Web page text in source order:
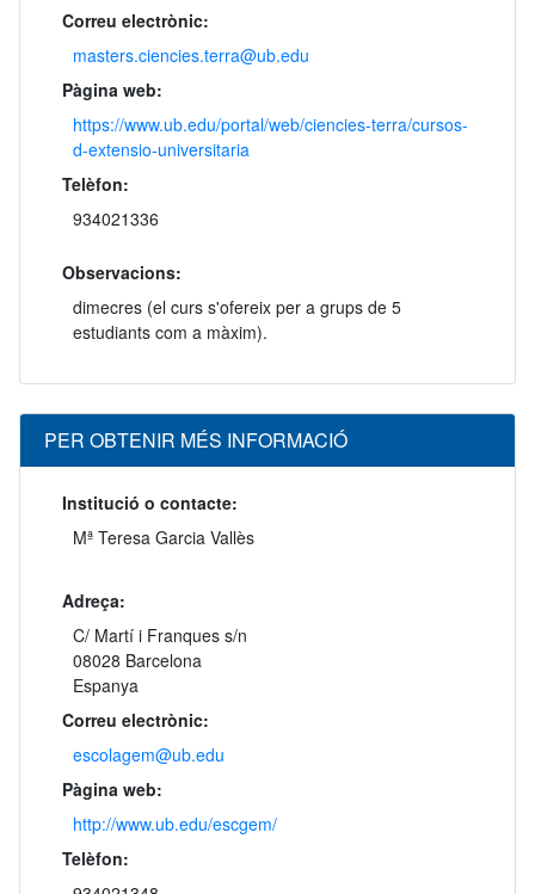
Correu electrònic:
masters.ciencies.terra@ub.edu
Pàgina web:
https://www.ub.edu/portal/web/ciencies-terra/cursos-
d-extensio-universitaria
Telèfon:
934021336
Observacions:
dimecres (el curs s'ofereix per a grups de 5
estudiants com a màxim).
PER OBTENIR MÉS INFORMACIÓ
Institució o contacte:
Mª Teresa Garcia Vallès
Adreça:
C/ Martí i Franques s/n
08028 Barcelona
Espanya
Correu electrònic:
escolagem@ub.edu
Pàgina web:
http://www.ub.edu/escgem/
Telèfon: